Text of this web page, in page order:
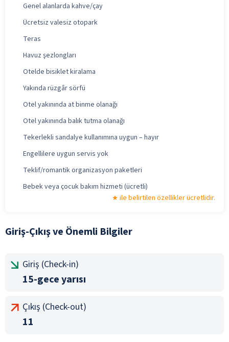
Genel alanlarda kahve/çay
Ücretsiz valesiz otopark
Teras
Havuz şezlongları
Otelde bisiklet kiralama
Yakında rüzgâr sörfü
Otel yakınında at binme olanağı
Otel yakınında balık tutma olanağı
Tekerlekli sandalye kullanımına uygun – hayır
Engellilere uygun servis yok
Teklif/romantik organizasyon paketleri
Bebek veya çocuk bakım hizmeti (ücretli)
ile belirtilen özellikler ücretlidir.
Giriş-Çıkış ve Önemli Bilgiler
Giriş (Check-in)
15-gece yarısı
Çıkış (Check-out)
11